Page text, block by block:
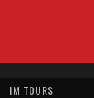
IM TOURS